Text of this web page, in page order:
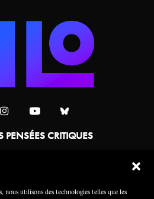
nous utilisons des technologies telles que les
PENSÉES CRITIQUES